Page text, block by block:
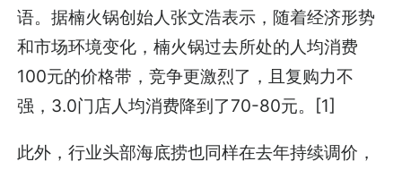
语。据楠火锅创始人张文浩表示，随着经济形势
和市场环境变化，楠火锅过去所处的人均消费
100元的价格带，竞争更激烈了，且复购力不
强，3.0门店人均消费降到了70-80元。[1]
此外，行业头部海底捞也同样在去年持续调价，